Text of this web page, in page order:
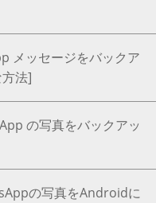
メッセージをバックア
法]
の写真をバックアッ
の写真をAndroidに